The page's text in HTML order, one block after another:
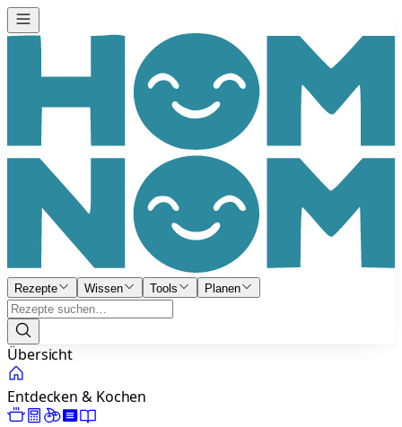
Rezepte Wissen Tools Planen
Übersicht
Entdecken & Kochen